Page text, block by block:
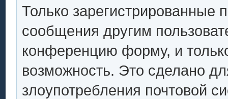
Только зарегистрированные
сообщения другим
конференцию форму, и
возможность. Это сделано
злоупотребления почтовой